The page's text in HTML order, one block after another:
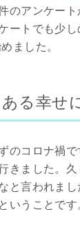
のアンケー
ートでも少
ました。
ある幸せ
のコロナ禍
きました。
と言われま
いうことです